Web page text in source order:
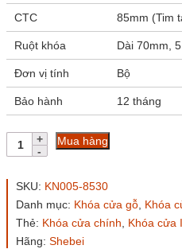
CTC 85mm (Tim
Ruột khóa Dài 70mm,
Đơn vị tính Bộ
Bảo hành 12 tháng
Khóa
cửa
nhỏ
8530
inox
201
Mua hàng
SKU: KN005-8530
Danh mục: Khóa cửa gỗ, Khóa
Thẻ: Khóa cửa chính Khóa cửa
Hãng: Shebei